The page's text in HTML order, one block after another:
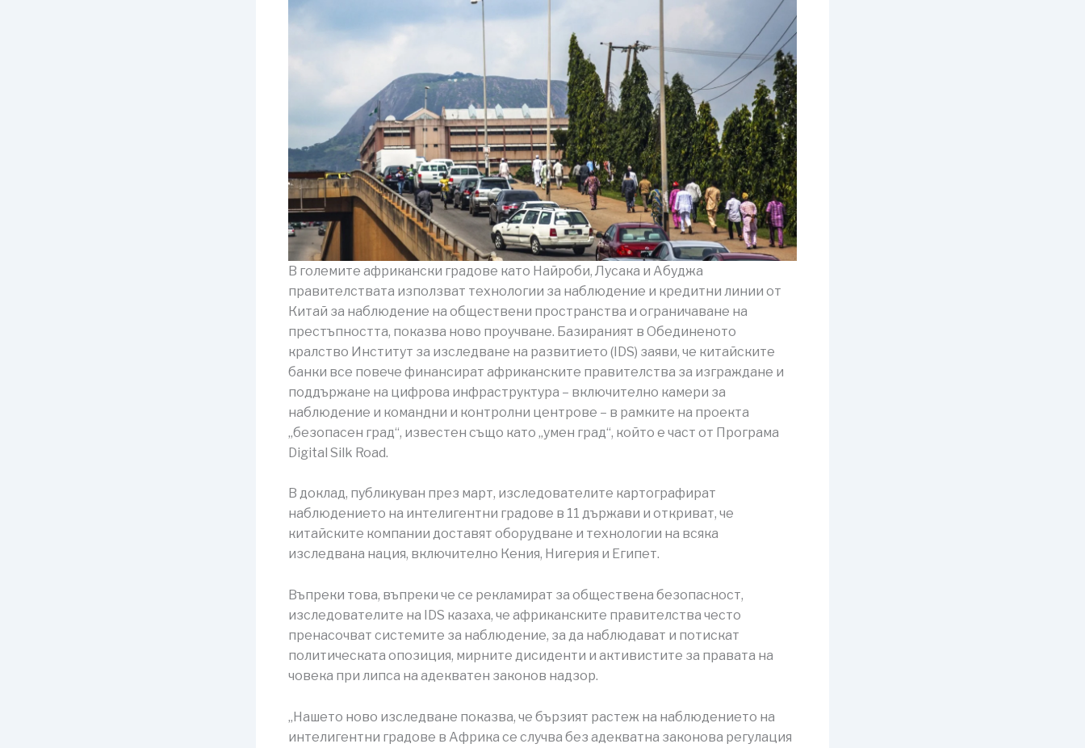
В големите африкански градове като Найроби, Лусака и Абуджа
правителствата използват технологии за наблюдение и кредитни линии от
Китай за наблюдение на обществени пространства и ограничаване на
престъпността, показва ново проучване. Базираният в Обединеното
кралство Институт за изследване на развитието (IDS) заяви, че китайските
банки все повече финансират африканските правителства за изграждане и
поддържане на цифрова инфраструктура – ​​включително камери за
наблюдение и командни и контролни центрове – в рамките на проекта
„безопасен град“, известен също като „умен град“, който е част от Програма
Digital Silk Road.
В доклад, публикуван през март, изследователите картографират
наблюдението на интелигентни градове в 11 държави и откриват, че
китайските компании доставят оборудване и технологии на всяка
изследвана нация, включително Кения, Нигерия и Египет.
Въпреки това, въпреки че се рекламират за обществена безопасност,
изследователите на IDS казаха, че африканските правителства често
пренасочват системите за наблюдение, за да наблюдават и потискат
политическата опозиция, мирните дисиденти и активистите за правата на
човека при липса на адекватен законов надзор.
„Нашето ново изследване показва, че бързият растеж на наблюдението на
интелигентни градове в Африка се случва без адекватна законова регулация